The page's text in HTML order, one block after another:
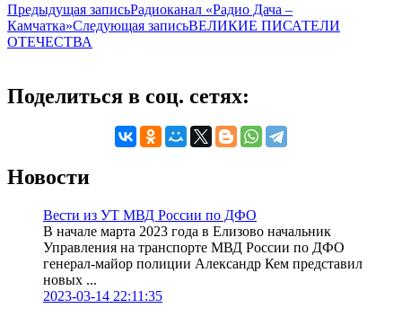
Предыдущая записьРадиоканал «Радио Дача –
Камчатка»Следующая записьВЕЛИКИЕ ПИСАТЕЛИ
ОТЕЧЕСТВА
Поделиться в соц. сетях:
Новости
Вести из УТ МВД России по ДФО
В начале марта 2023 года в Елизово начальник
Управления на транспорте МВД России по ДФО
генерал-майор полиции Александр Кем представил
новых ...
2023-03-14 22:11:35